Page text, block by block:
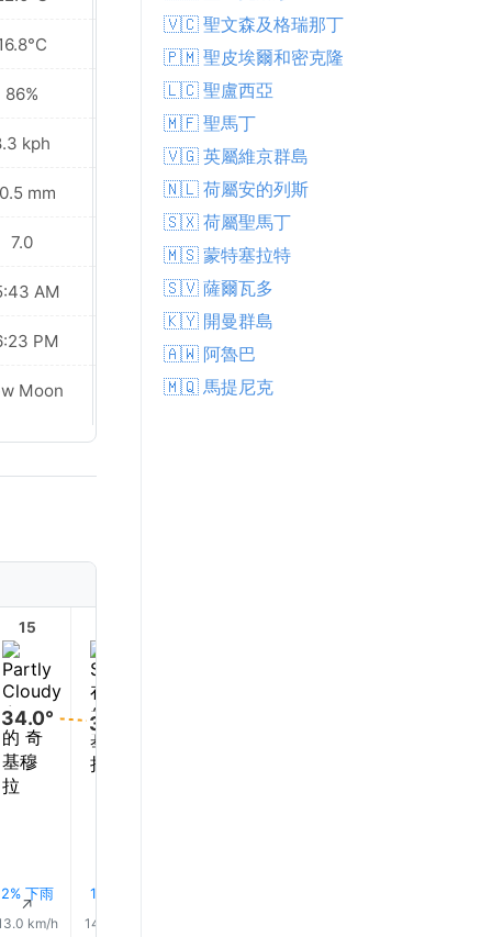
86%
kph
mm
7.0
AM
PM
Moon
18.0°C
78%
13.7 kph
0.1 mm
8.0
05:43 AM
06:22 PM
New Moon
15
34.0°
2% 下雨
↑
km/h
33.0°
1% 下雨
14.0 km/h
🇻🇨 聖文森及格瑞那丁
🇵🇲 聖皮埃爾和密克隆
🇱🇨 聖盧西亞
🇲🇫 聖馬丁
🇻🇬 英屬維京群島
🇳🇱 荷屬安的列斯
🇸🇽 荷屬聖馬丁
🇲🇸 蒙特塞拉特
🇸🇻 薩爾瓦多
🇰🇾 開曼群島
🇦🇼 阿魯巴
🇲🇶 馬提尼克